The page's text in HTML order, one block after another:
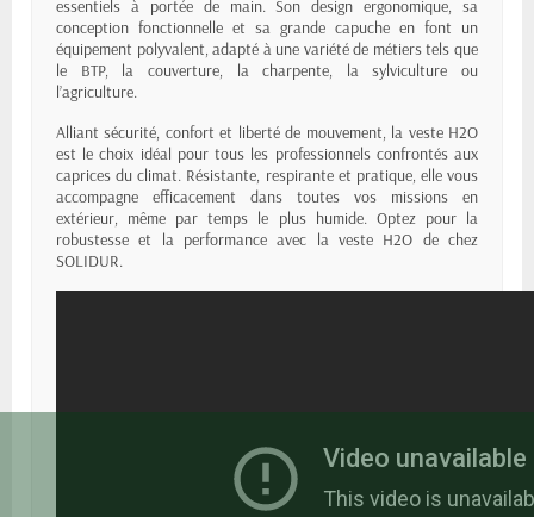
essentiels à portée de main. Son design ergonomique, sa
conception fonctionnelle et sa grande capuche en font un
équipement polyvalent, adapté à une variété de métiers tels que
le BTP, la couverture, la charpente, la sylviculture ou
l’agriculture.
Alliant sécurité, confort et liberté de mouvement, la veste H2O
est le choix idéal pour tous les professionnels confrontés aux
caprices du climat. Résistante, respirante et pratique, elle vous
accompagne efficacement dans toutes vos missions en
extérieur, même par temps le plus humide. Optez pour la
robustesse et la performance avec la veste H2O de chez
SOLIDUR.